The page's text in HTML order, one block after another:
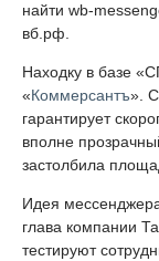
найти wb-
вб.рф.
Находку в базе
«Коммерсантъ».
гарантирует
вполне
застолбила
Идея
глава компании
тестируют